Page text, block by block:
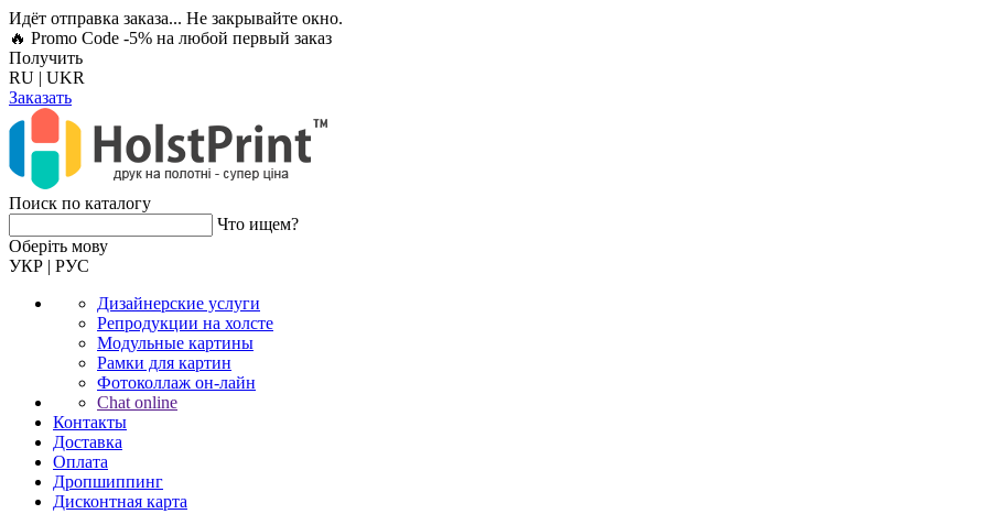
Идёт отправка заказа... Не закрывайте окно.
🔥 Promo Code -5% на любой первый заказ
Получить
RU | UKR
Заказать
Поиск по каталогу
Что ищем?
Оберiть мову
УКР | РУС
Дизайнерские услуги
Репродукции на холсте
Модульные картины
Рамки для картин
Фотоколлаж он-лайн
Chat online
Контакты
Доставка
Оплата
Дропшиппинг
Дисконтная карта